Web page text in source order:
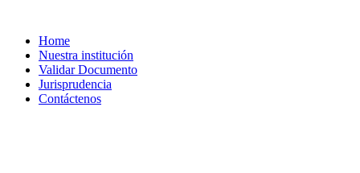
Home
Nuestra institución
Validar Documento
Jurisprudencia
Contáctenos